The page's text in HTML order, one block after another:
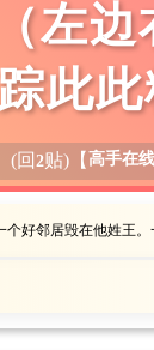
左边
此此
(回 2贴)【 高手在线
个好邻居毁在他姓王